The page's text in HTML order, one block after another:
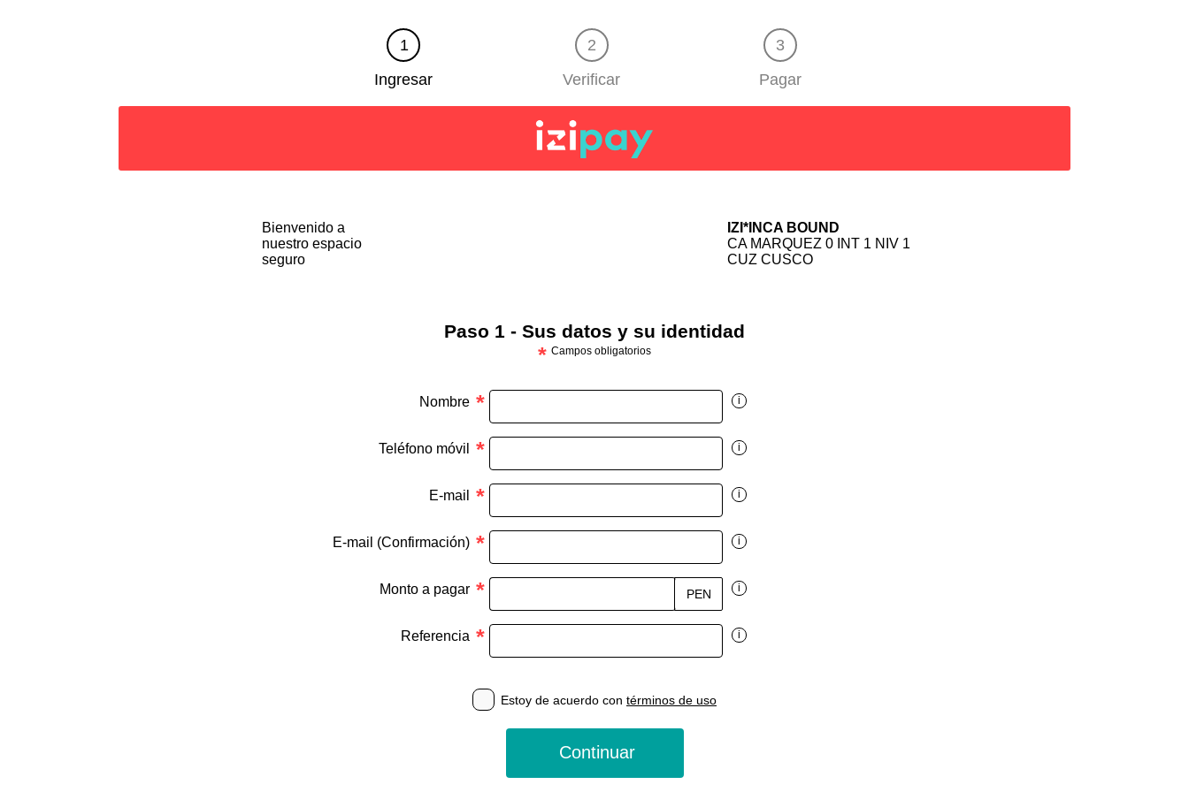
1
Ingresar
2
Verificar
3
Pagar
Bienvenido a
nuestro espacio
seguro
IZI*INCA BOUND
CA MARQUEZ 0 INT 1 NIV 1
CUZ CUSCO
Paso 1 - Sus datos y su identidad
* Campos obligatorios
Nombre * i
Teléfono móvil * i
E-mail * i
E-mail (Confirmación) * i
Monto a pagar * PEN i
Referencia * i
Estoy de acuerdo con términos de uso